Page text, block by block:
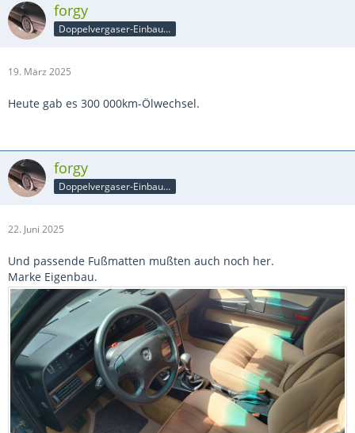
forgy
Doppelvergaser-Einbauer
19. März 2025
Heute gab es 300 000km-Ölwechsel.
forgy
Doppelvergaser-Einbauer
22. Juni 2025
Und passende Fußmatten mußten auch noch her.
Marke Eigenbau.